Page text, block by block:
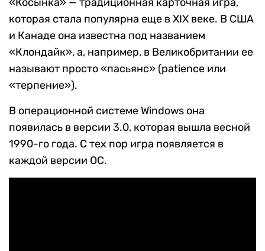
которая стала популярна еще в XIX веке. В США
и Канаде она известна под названием
«Клондайк», а, например, в Великобритании ее
называют просто «пасьянс» (patience или
«терпение»).
В операционной системе Windows она
появилась в версии 3.0, которая вышла весной
1990-го года. С тех пор игра появляется в
каждой версии ОС.